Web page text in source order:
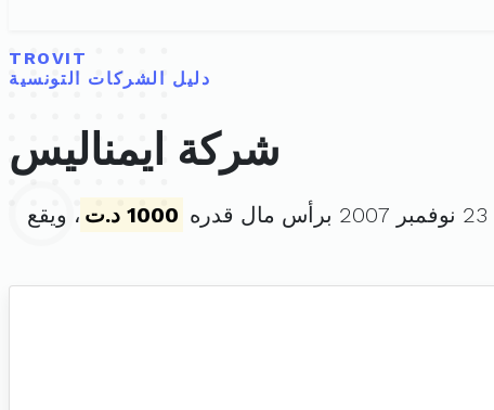
TROVIT
دليل الشركات التونسية
شركة ايمناليس
1000 د.ت
، ويقع